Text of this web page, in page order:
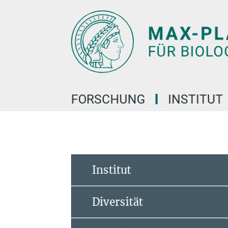
FORSCHUNG INSTITUT
Institut
Diversität